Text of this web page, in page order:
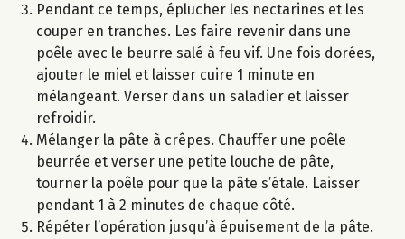
Pendant ce temps, éplucher les nectarines et les
couper en tranches. Les faire revenir dans une
poêle avec le beurre salé à feu vif. Une fois dorées,
ajouter le miel et laisser cuire 1 minute en
mélangeant. Verser dans un saladier et laisser
refroidir.
Mélanger la pâte à crêpes. Chauffer une poêle
beurrée et verser une petite louche de pâte,
tourner la poêle pour que la pâte s’étale. Laisser
pendant 1 à 2 minutes de chaque côté.
Répéter l’opération jusqu’à épuisement de la pâte.